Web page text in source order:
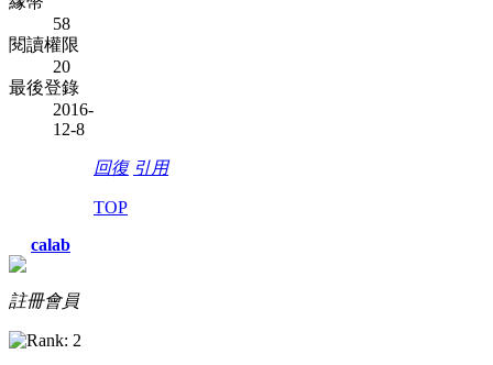
58
閱讀權限
20
最後登錄
2016-
12-8
回復 引用
TOP
calab
註冊會員